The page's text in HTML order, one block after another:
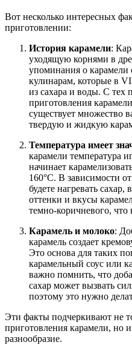
Вот несколько интересных
приготовлении:
История карамели:
уходящую корнями в
упоминания о карамели
кулинарам, которые в
из сахара и воды. С тех
приготовления
существует множество
твердую и жидкую
Температура имеет
карамели температура
начинает
160°C. В зависимости
будете нагревать
оттенки и вкусы
темно-коричневого, что
Карамель и молоко:
карамель создает
Это основа для таких
карамельный соус или
важно помнить, что
сахар может вызвать
поэтому это нужно
Эти факты подчеркивают не
приготовления карамели, но
разнообразие.